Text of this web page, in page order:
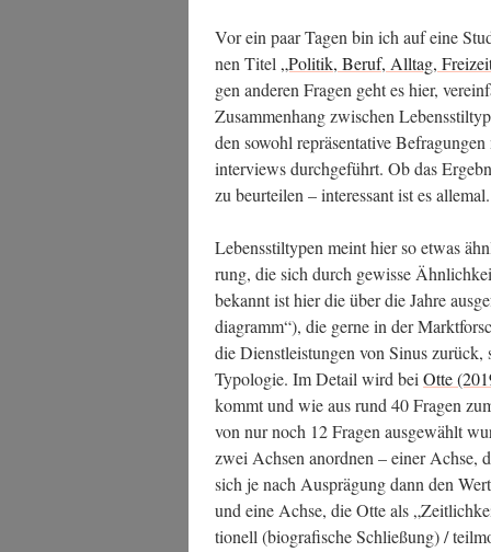
Vor ein paar Tagen bin ich auf eine
nen Titel „Poli­tik, Beruf, All­tag,
gen ande­ren Fra­gen geht es hier,
Zusam­men­hang zwi­schen
den sowohl reprä­sen­ta­ti­ve
in­ter­views durch­ge­führt. Ob das
zu beur­tei­len – inter­es­sant ist es allemal.
Lebens­stil­ty­pen meint hier so etwas
rung, die sich durch gewis­se
bekannt ist hier die über die Jah­re
dia­gramm“), die ger­ne in der
die Dienst­leis­tun­gen von Sinus
Typo­lo­gie. Im Detail wird bei Otte
kommt und wie aus rund 40 Fra­gen
von nur noch 12 Fra­gen aus­ge­wählt
zwei Ach­sen anord­nen – einer Ach­se,
sich je nach Aus­prä­gung dann den
und eine Ach­se, die Otte als
tio­nell (bio­gra­fi­sche Schlie­ßung) /